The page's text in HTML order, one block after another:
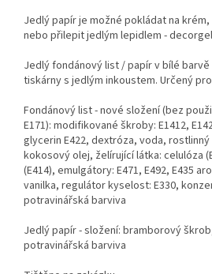
Jedlý papír je možné pokládat na
nebo přilepit jedlým lepidlem -
Jedlý fondánový list / papír v bílé
tiskárny s jedlým inkoustem. Určený
Fondánový list - nové složení (bez
E171): modifikované škroby: E1412,
glycerin E422, dextróza, voda, rostlinný
kokosový olej, želírující látka: celulóza
(E414), emulgátory: E471, E492, E435
vanilka, regulátor kyselost: E330,
potravinářská barviva
Jedlý papír - složení: bramborový
potravinářská barviva